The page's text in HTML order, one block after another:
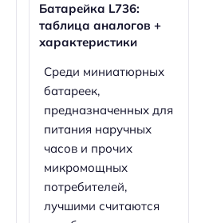
Батарейка L736:
таблица аналогов +
характеристики
Среди миниатюрных
батареек,
предназначенных для
питания наручных
часов и прочих
микромощных
потребителей,
лучшими считаются